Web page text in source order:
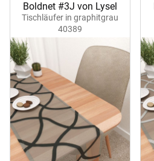
Boldnet #3J von Lysel
Tischläufer in graphitgrau
40389